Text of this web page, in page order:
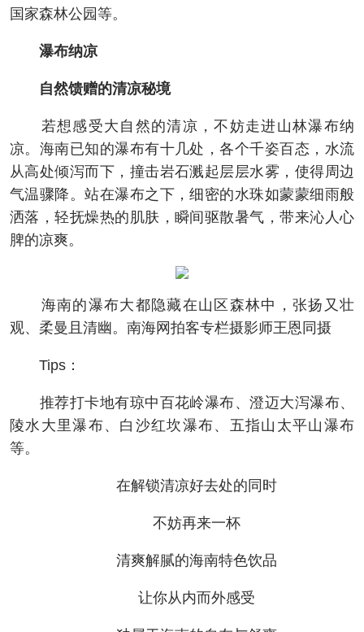
国家森林公园等。
瀑布纳凉
自然馈赠的清凉秘境
若想感受大自然的清凉，不妨走进山林瀑布纳
凉。海南已知的瀑布有十几处，各个千姿百态，水流
从高处倾泻而下，撞击岩石溅起层层水雾，使得周边
气温骤降。站在瀑布之下，细密的水珠如蒙蒙细雨般
洒落，轻抚燥热的肌肤，瞬间驱散暑气，带来沁人心
脾的凉爽。
海南的瀑布大都隐藏在山区森林中，张扬又壮
观、柔曼且清幽。南海网拍客专栏摄影师王恩同摄
Tips：
推荐打卡地有琼中百花岭瀑布、澄迈大泻瀑布、
陵水大里瀑布、白沙红坎瀑布、五指山太平山瀑布
等。
在解锁清凉好去处的同时
不妨再来一杯
清爽解腻的海南特色饮品
让你从内而外感受